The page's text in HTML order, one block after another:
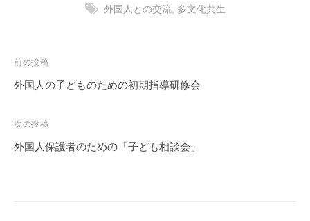
外国人との交流, 多文化共生
投
稿
ビ
ゲ
前の投稿
外国人の子どものための初期指導研修会
次の投稿
外国人保護者のための「子ども相談会」